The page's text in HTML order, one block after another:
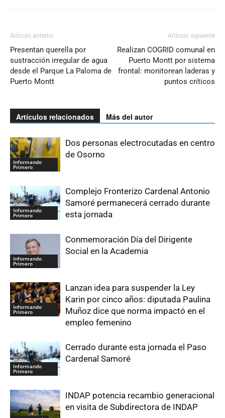
Artículo anterior
Presentan querella por
sustracción irregular de agua
desde el Parque La Paloma de
Puerto Montt
Artículo siguiente
Realizan COGRID comunal en
Puerto Montt por sistema
frontal: monitorean laderas y
puntos críticos
Artículos relacionados Más del autor
Informando
Primero
Dos personas electrocutadas en centro
de Osorno
Informando
Primero
Complejo Fronterizo Cardenal Antonio
Samoré permanecerá cerrado durante
esta jornada
Informando
Primero
Conmemoración Día del Dirigente
Social en la Academia
Informando
Primero
Lanzan idea para suspender la Ley
Karin por cinco años: diputada Paulina
Muñoz dice que norma impactó en el
empleo femenino
Informando
Primero
Cerrado durante esta jornada el Paso
Cardenal Samoré
INDAP potencia recambio generacional
en visita de Subdirectora de INDAP